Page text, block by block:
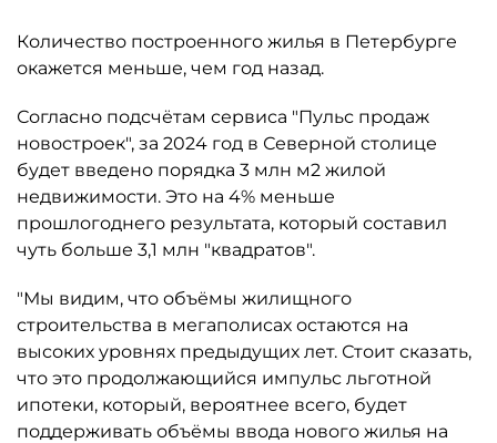
Количество построенного жилья в Петербурге
окажется меньше, чем год назад.
Согласно подсчётам сервиса "Пульс продаж
новостроек", за 2024 год в Северной столице
будет введено порядка 3 млн м2 жилой
недвижимости. Это на 4% меньше
прошлогоднего результата, который составил
чуть больше 3,1 млн "квадратов".
"Мы видим, что объёмы жилищного
строительства в мегаполисах остаются на
высоких уровнях предыдущих лет. Стоит сказать,
что это продолжающийся импульс льготной
ипотеки, который, вероятнее всего, будет
поддерживать объёмы ввода нового жилья на